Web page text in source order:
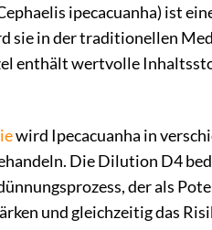
ipecacuanha) ist
sie in der traditionellen
enthält wertvolle
wird Ipecacuanha in
Die Dilution D4
der als
und gleichzeitig das